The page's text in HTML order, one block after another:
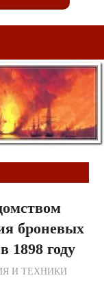
броневых
году
И ТЕХНИКИ